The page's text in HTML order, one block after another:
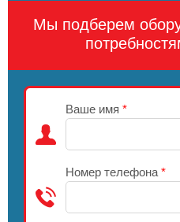
Мы подберем
Ваше имя *
Номер телефона *